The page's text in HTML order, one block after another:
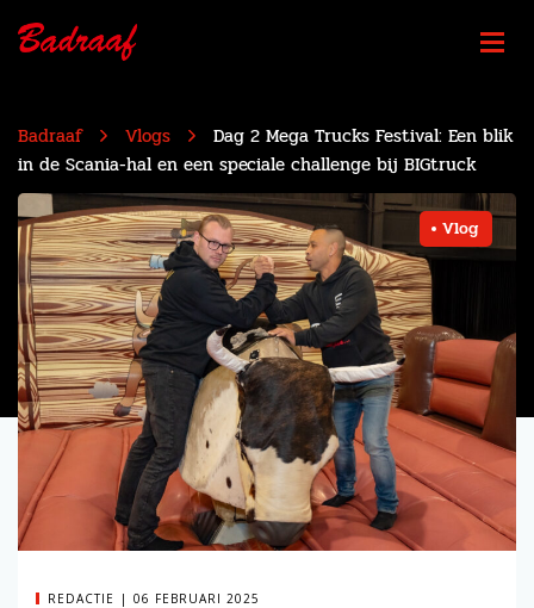
Badraaf Vlogs
Dag 2 Mega Trucks Festival: Een blik
in de Scania-hal en een speciale challenge bij BIGtruck
Vlog
REDACTIE 06 FEBRUARI 2025